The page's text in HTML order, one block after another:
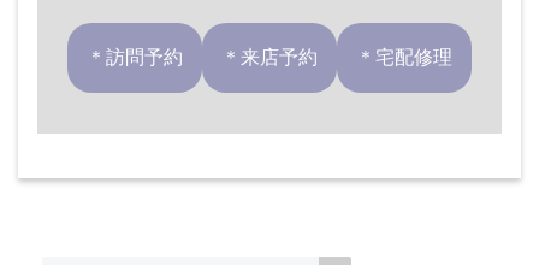
＊訪問予約 ＊来店予約 ＊宅配修理